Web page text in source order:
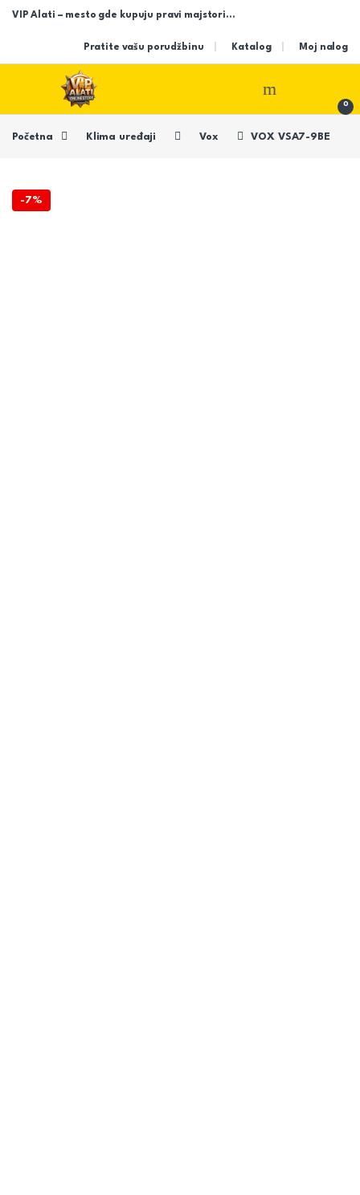
Skip to navigation
Skip to content
VIP Alati – mesto gde kupuju pravi majstori…
Pratite vašu porudžbinu Katalog Moj nalog
0
Početna Klima uređaji Vox VOX VSA7-9BE
-7%